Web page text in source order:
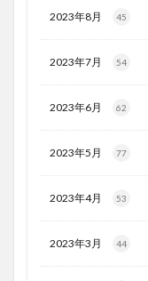
2023年8月 45
2023年7月 54
2023年6月 62
2023年5月 77
2023年4月 53
2023年3月 44